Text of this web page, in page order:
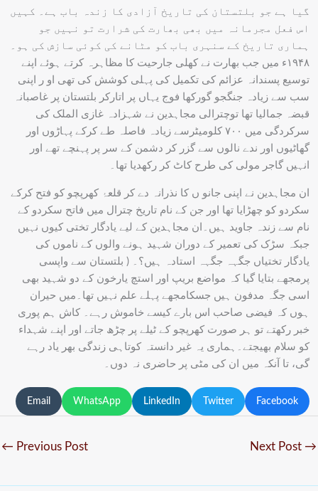
گیا ہے جو بلتستان کی تاریخ آزادی کا زندہ باب ہے۔ کہیں
اس فعل مجرمانہ میں بھی بھارت کی شرارت تو نہیں جو
ہماری تاریخ کے سنہری باب کو مٹانے کی کوئی سازش کی ہو۔
۱۹۴۸ء میں جب بھارت نے کھلی جارحیت کا مظاہرہ کرتے ہوئے اپنے
توسیع پسندانہ عزائم کی تکمیل کی پہلی کوشش کی تھی او ر اپنی
سب سے زیادہ جنگجو گورکھا فوج یہاں پر اتارکر بلتستان پر غاصبانہ
قبضہ جمالیا تھا توچترالی مجاہدین نے شہزادہ غازی الملک کی
سرکردگی میں ۷۰۰ کلومیٹرسے زیادہ فاصلہ طے کرکے پہاڑوں اور
گھاٹیوں اور ندے نالوں سے گزر کر دشمن کے سر پر پہنچے تھے اور
انہیں گاجر مولی کی طرح کاٹ کر رکھدیا تھا۔
ان مجاہدین نے اپنی جانو ں کا نذرانہ دے کر قلعۂ کھرپچو کو فتح کرکے
سکردو کو چھڑایا تھا اور جن کے نام تاریخ چترال میں فاتح سکردو کے
نام سے زندہ جاوید ہیں۔ان مجاہدین کے لیے یادگار تختی کیوں نہیں
جبکہ سڑک کی تعمیر کے دوران شہید ہونے والوں کے ناموں کی
یادگار تختیاں جگہہ جگہہ استادہ ہیں؟۔ ( بلتستان سے واپسی
پرمجھے بتایا گیا کہ مواضع بریپ اور استچ یارخون کے دو شہید بھی
اسی جگہ مدفون ہیں جسکامجھے پہلے علم نہیں تھا۔میں حیران
ہوں کہ فیضی صاحب اس بارے کیسے خاموش رہے۔ کاش ہم پوری
خبر رکھتے تو ہر صورت کھرپچو کے ٹیلے پر چڑھ جاتے اور اپنے شہداء
کو سلام بھیجتے۔ہماری یہ غیر دانستہ کوتاہی زندگی بھر یاد رہے
گی، تا آنکہ میں ان کی مٹی پر حاضری نہ دوں۔
Facebook
Twitter
LinkedIn
WhatsApp
Email
← Previous Post Next Post →